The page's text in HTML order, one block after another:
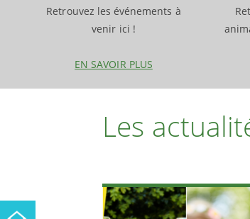
Retrouvez les événements à
venir ici !
EN SAVOIR PLUS
Les